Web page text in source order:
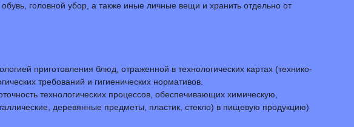
головной убор, а также иные личные вещи и хранить отдельно от
приготовления блюд, отраженной в технологических картах (технико-
требований и гигиенических нормативов.
технологических процессов, обеспечивающих химическую,
деревянные предметы, пластик, стекло) в пищевую продукцию)